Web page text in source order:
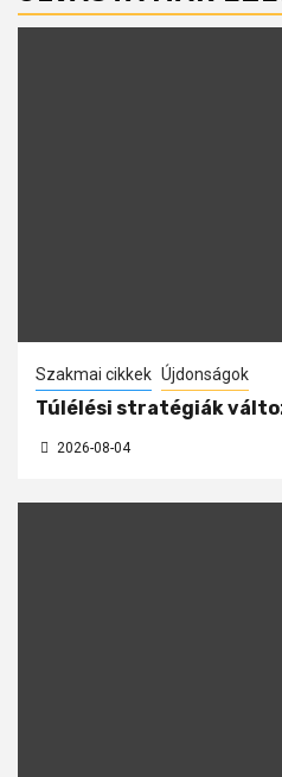
Szakmai cikkek Újdonságok
Túlélési stratégiák
2026-08-04